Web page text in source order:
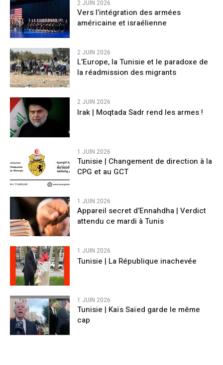
2 JUIN 2026
Vers l’intégration des armées
américaine et israélienne
2 JUIN 2026
L’Europe, la Tunisie et le paradoxe de
la réadmission des migrants
2 JUIN 2026
Irak | Moqtada Sadr rend les armes !
1 JUIN 2026
Tunisie | Changement de direction à la
CPG et au GCT
1 JUIN 2026
Appareil secret d’Ennahdha | Verdict
attendu ce mardi à Tunis
1 JUIN 2026
Tunisie | La République inachevée
1 JUIN 2026
Tunisie | Kaïs Saïed garde le même
cap